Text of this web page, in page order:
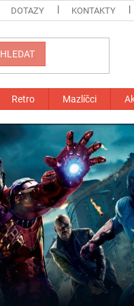
DOTAZY KONTAKTY
HLEDAT
Retro Mazlíčci